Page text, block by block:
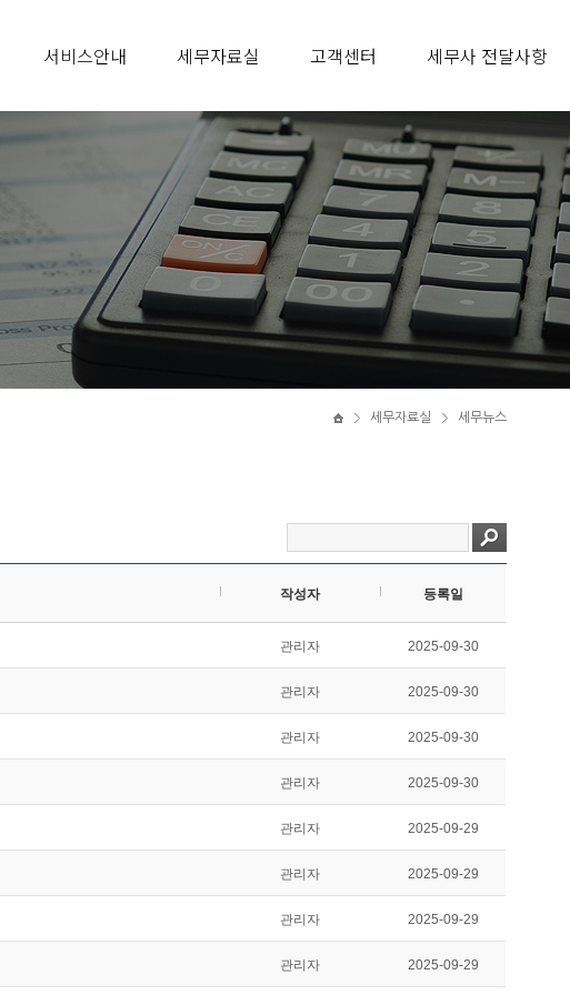
서비스안내 세무자료실 고객센터 세무사 전달사항
세무자료실 세무뉴스
작성자 등록일
관리자 2025-09-30
관리자 2025-09-30
관리자 2025-09-30
관리자 2025-09-30
관리자 2025-09-29
관리자 2025-09-29
관리자 2025-09-29
관리자 2025-09-29